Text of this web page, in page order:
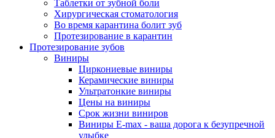
Таблетки от зубной боли
Хирургическая стоматология
Во время карантина болит зуб
Протезирование в карантин
Протезирование зубов
Виниры
Циркониевые виниры
Керамические виниры
Ультратонкие виниры
Цены на виниры
Срок жизни виниров
Виниры E-max - ваша дорога к безупречной
улыбке